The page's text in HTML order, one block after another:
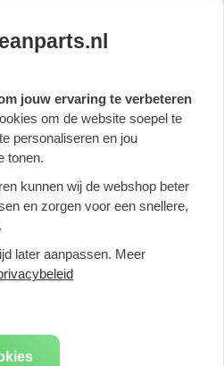
jouw ervaring te verbeteren
om de website soepel te
personaliseren en jou
tonen.
kunnen wij de webshop beter
en zorgen voor een snellere,
later aanpassen. Meer